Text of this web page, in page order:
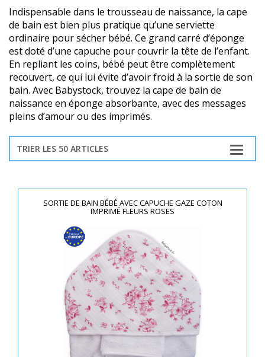
Indispensable dans le trousseau de naissance, la cape
de bain est bien plus pratique qu’une serviette
ordinaire pour sécher bébé. Ce grand carré d’éponge
est doté d’une capuche pour couvrir la tête de l’enfant.
En repliant les coins, bébé peut être complètement
recouvert, ce qui lui évite d’avoir froid à la sortie de son
bain. Avec Babystock, trouvez la cape de bain de
naissance en éponge absorbante, avec des messages
pleins d’amour ou des imprimés.
TRIER LES 50 ARTICLES
SORTIE DE BAIN BÉBÉ AVEC CAPUCHE GAZE COTON
IMPRIMÉ FLEURS ROSES